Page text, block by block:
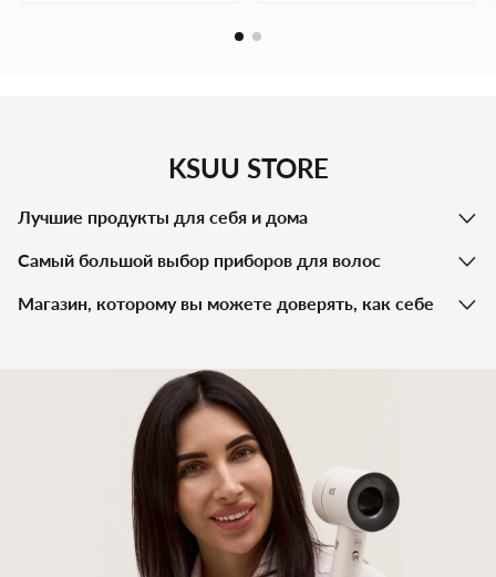
гидролипидный баланс в течение дня.
KSUU STORE
Лучшие продукты для себя и дома
Самый большой выбор приборов для волос
Магазин, которому вы можете доверять, как себе